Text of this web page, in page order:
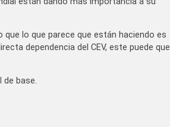
lo que parece que están haciendo es
dependencia del CEV, este puede que
de base.